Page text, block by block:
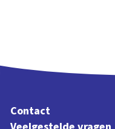
Contact